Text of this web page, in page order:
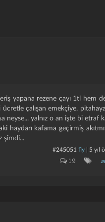
yapana rezene çayı 1tl hem de
çalışan emekçiye.
yalnız o an işte bi etraf
haydarı kafama geçirmiş
şimdi...
#245051 fly| 5 yıl
19